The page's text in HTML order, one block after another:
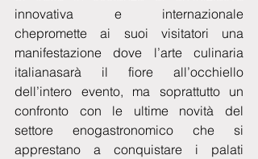
innovativa e internazionale
chepromette ai suoi visitatori una
manifestazione dove l’arte culinaria
italianasarà il fiore all’occhiello
dell’intero evento, ma soprattutto un
confronto con le ultime novità del
settore enogastronomico che si
apprestano a conquistare i palati